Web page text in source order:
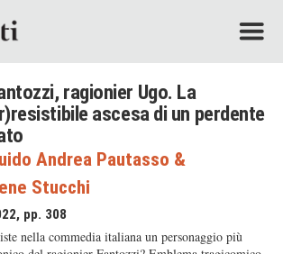
ragionier Ugo. La
ascesa di un perdente
Andrea Pautasso &
Stucchi
pp. 308
nella commedia italiana un personaggio più